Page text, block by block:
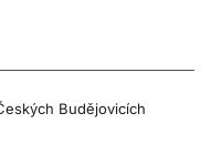
Budějovicích